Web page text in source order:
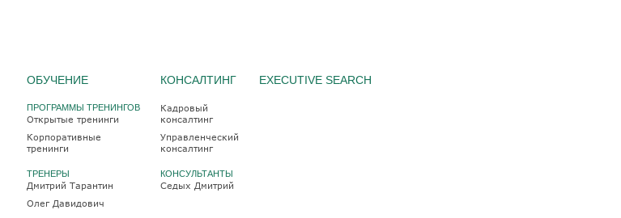
ОБУЧЕНИЕ
ПРОГРАММЫ ТРЕНИНГОВ
Открытые тренинги
Корпоративные
тренинги
ТРЕНЕРЫ
Дмитрий Тарантин
Олег Давидович
КОНСАЛТИНГ
Кадровый
консалтинг
Управленческий
консалтинг
КОНСУЛЬТАНТЫ
Седых Дмитрий
EXECUTIVE SEARCH